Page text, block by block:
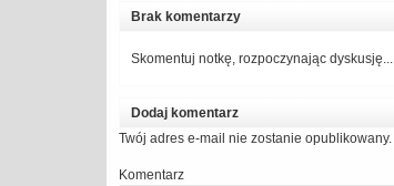
Brak komentarzy
Skomentuj notkę, rozpoczynając dyskusję...
Dodaj komentarz
Twój adres e-mail nie zostanie opublikowany.
Komentarz